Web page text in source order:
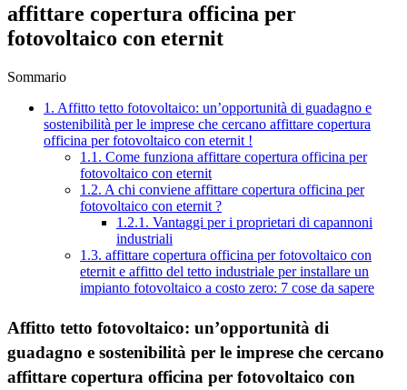
affittare copertura officina per
fotovoltaico con eternit
Sommario
1. Affitto tetto fotovoltaico: un’opportunità di guadagno e
sostenibilità per le imprese che cercano affittare copertura
officina per fotovoltaico con eternit !
1.1. Come funziona affittare copertura officina per
fotovoltaico con eternit
1.2. A chi conviene affittare copertura officina per
fotovoltaico con eternit ?
1.2.1. Vantaggi per i proprietari di capannoni
industriali
1.3. affittare copertura officina per fotovoltaico con
eternit e affitto del tetto industriale per installare un
impianto fotovoltaico a costo zero: 7 cose da sapere
Affitto tetto fotovoltaico: un’opportunità di
guadagno e sostenibilità per le imprese che cercano
affittare copertura officina per fotovoltaico con